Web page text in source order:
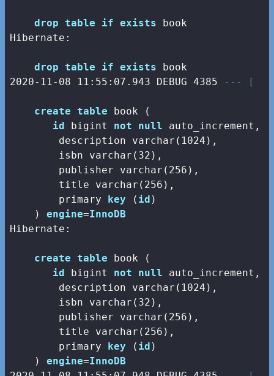
drop table if exists book
Hibernate:
drop table if exists
2020-11 -08 11 : 55 : 07.943 DEBUG 4385 --- [
create table book (
id
bigint not null auto_increment,
        description
varchar ( 1024 ),
        isbn
varchar ( 32 ),
        publisher
varchar ( 256 ),
        title
varchar ( 256 ),
        primary
key ( id )
    )
engine=InnoDB
Hibernate:
create table book (
id
bigint not null auto_increment,
        description
varchar ( 1024 ),
        isbn
varchar ( 32 ),
        publisher
varchar ( 256 ),
        title
varchar ( 256 ),
        primary
key ( id )
    )
engine=InnoDB